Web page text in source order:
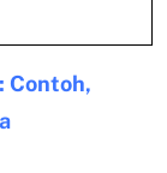
Contoh,